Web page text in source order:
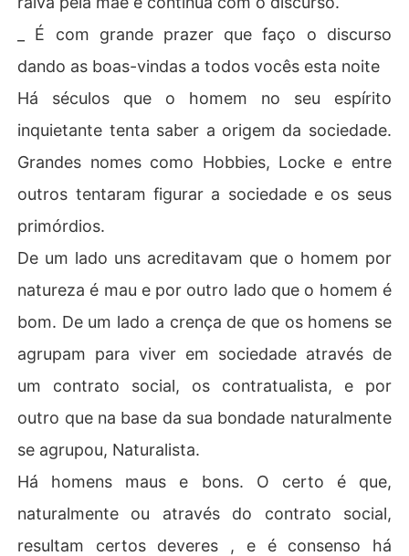
_ É com grande prazer que faço o discurso
dando as boas-vindas a todos vocês esta noite
Há séculos que o homem no seu espírito
inquietante tenta saber a origem da sociedade.
Grandes nomes como Hobbies, Locke e entre
outros tentaram figurar a sociedade e os seus
primórdios.
De um lado uns acreditavam que o homem por
natureza é mau e por outro lado que o homem é
bom. De um lado a crença de que os homens se
agrupam para viver em sociedade através de
um contrato social, os contratualista, e por
outro que na base da sua bondade naturalmente
se agrupou, Naturalista.
Há homens maus e bons. O certo é que,
naturalmente ou através do contrato social,
resultam certos deveres , e é consenso há